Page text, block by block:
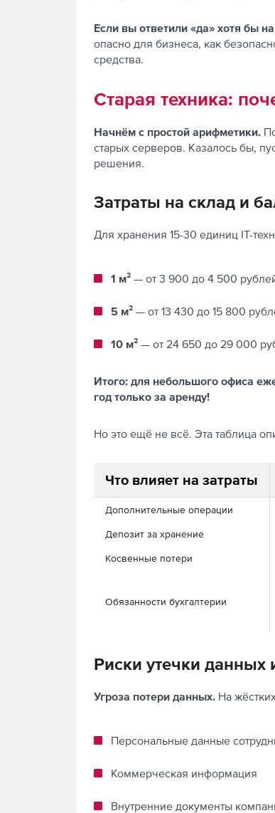
Если вы ответили «да» хотя бы
опасно для бизнеса, как
средства.
Старая техника:
Начнём с простой арифметики.
старых серверов. Казалось бы,
решения.
Затраты на склад и
Для хранения 15-30 единиц IT-
1 м² — от 3 900 до 4 500
5 м² — от 13 430 до 15 800
10 м² — от 24 650 до 29 000
Итого: для небольшого офиса
год только за аренду!
Но это ещё не всё. Эта таблица
Что влияет на затраты
Дополнительные операции
Депозит за хранение
Косвенные потери
Обязанности бухгалтерии
Риски утечки
Угроза потери данных. На
Персональные данные
Коммерческая информация
Внутренние документы